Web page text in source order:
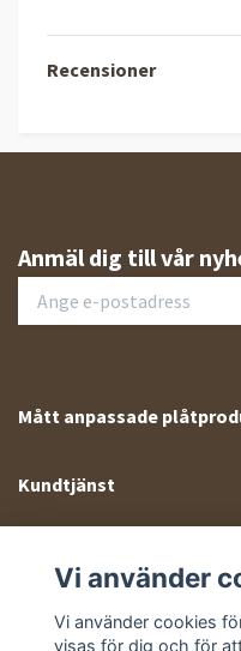
Recensioner
Anmäl dig till vår
Mått anpassade
Kundtjänst
Sociala medier
Vi använder
Vi använder cookies
visas för dig och för